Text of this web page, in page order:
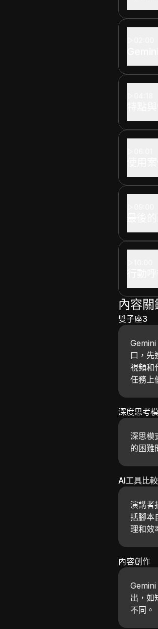
內容關
雙子座3
口，先
視頻和
任務上
深度思考
深思模
的困難
AI工具比較
演講者
括腳本
理和效
內容創作
出，如
不同。